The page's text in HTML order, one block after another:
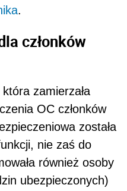
.
członków
która zamierzała
OC członków
została
nie zaś do
również osoby
ubezpieczonych)